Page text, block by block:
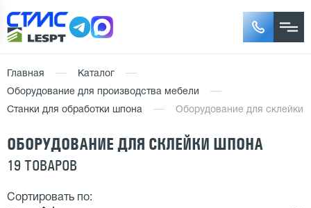
Главная
Каталог
Оборудование для производства мебели
Станки для обработки шпона
Оборудование для склейки
ОБОРУДОВАНИЕ ДЛЯ СКЛЕЙКИ ШПОНА
19 ТОВАРОВ
Сортировать по: